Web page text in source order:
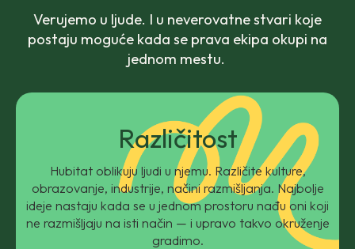
Verujemo u ljude. I u neverovatne stvari koje
postaju moguće kada se prava ekipa okupi na
jednom mestu.
Različitost
Hubitat oblikuju ljudi u njemu. Različite kulture,
obrazovanje, industrije, načini razmišljanja. Najbolje
ideje nastaju kada se u jednom prostoru nađu oni koji
ne razmišljaju na isti način — i upravo takvo okruženje
gradimo.